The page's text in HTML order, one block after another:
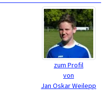
zum Profil
von
Jan Oskar Weilepp